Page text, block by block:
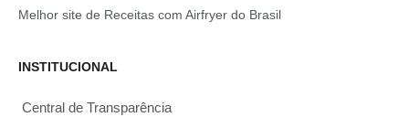
Melhor site de Receitas com Airfryer do Brasil
INSTITUCIONAL
Central de Transparência